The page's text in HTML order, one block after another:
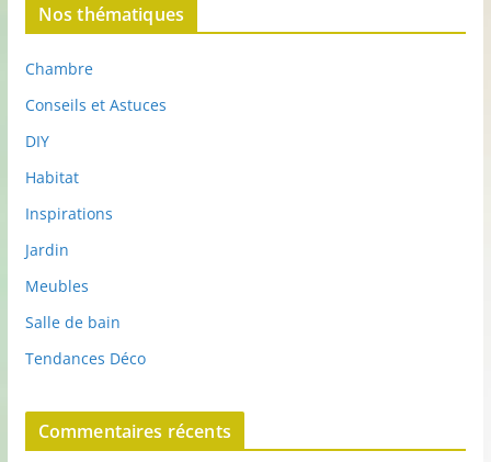
Nos thématiques
Chambre
Conseils et Astuces
DIY
Habitat
Inspirations
Jardin
Meubles
Salle de bain
Tendances Déco
Commentaires récents